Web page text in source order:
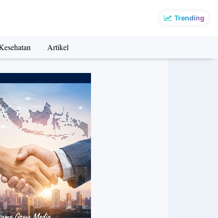
Trending
Artikel